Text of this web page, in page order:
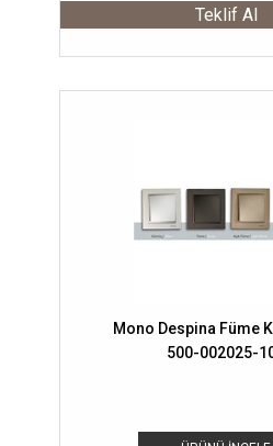
Teklif Al
Mono Despina Füme
500-002025-